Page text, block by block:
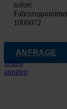
sofort
1000072
ANFRAGE
Teilen
anrufen